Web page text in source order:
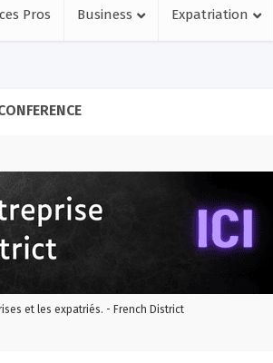
Pros Business Expatriation
et les expatriés. - French District